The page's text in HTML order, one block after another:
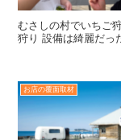
むさしの村でいちご
狩り 設備は綺麗だっ
お店の覆面取材